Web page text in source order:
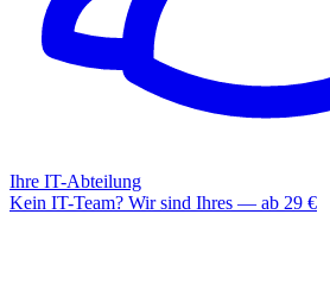
Ihre IT-Abteilung
Kein IT-Team? Wir sind Ihres — ab 29 €